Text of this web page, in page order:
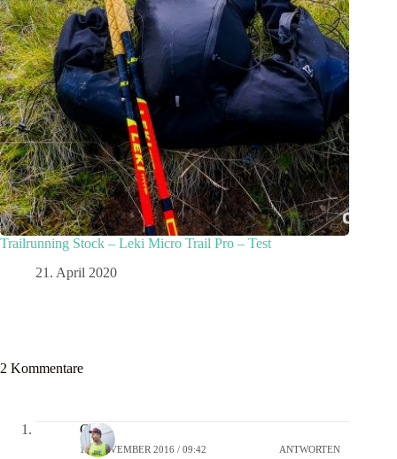
Trailrunning Stock – Leki Micro Trail Pro – Test
21. April 2020
2 Kommentare
Chris
15. NOVEMBER 2016 / 09:42 ANTWORTEN